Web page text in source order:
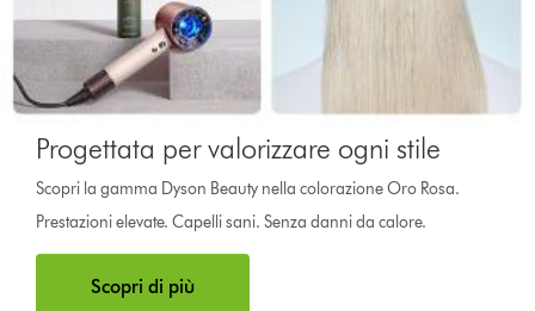
Progettata per valorizzare ogni stile
Scopri la gamma Dyson Beauty nella colorazione Oro Rosa.
Prestazioni elevate. Capelli sani. Senza danni da calore.
Scopri di più